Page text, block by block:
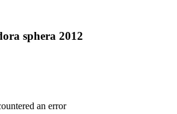
sphera 2012
an error